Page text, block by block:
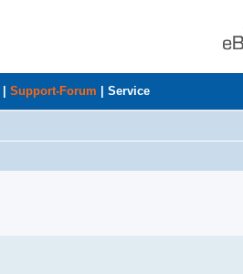
Support-Forum Service